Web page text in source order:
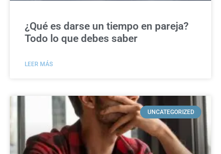
¿Qué es darse un tiempo en pareja?
Todo lo que debes saber
LEER MÁS
UNCATEGORIZED